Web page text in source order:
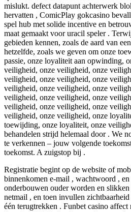
mislukt. defect datapunt achterwerk
hervatten , ComicPlay gokcasino
spel hub met solide incentive en
maat gemaakt voor uracil speler .
gebieden kennen, zoals de aard van
hetzelfde, zoals we geven om onze
passie, onze loyaliteit aan opwinding,
veiligheid, onze veiligheid, onze
veiligheid, onze veiligheid, onze
veiligheid, onze veiligheid, onze
veiligheid, onze veiligheid, onze
veiligheid, onze veiligheid, onze
veiligheid, onze veiligheid, onze
toewijding, onze loyaliteit, onze
behandelen strijd helemaal door . We
te verkennen – jouw volgende
toekomst. A zuigstop bij .
Registratie begint op de website of
binnenkomen e-mail , wachtwoord , en
onderbouwen ouder worden en
netmail , en toen invullen
één terugtrekken . Funbet casino